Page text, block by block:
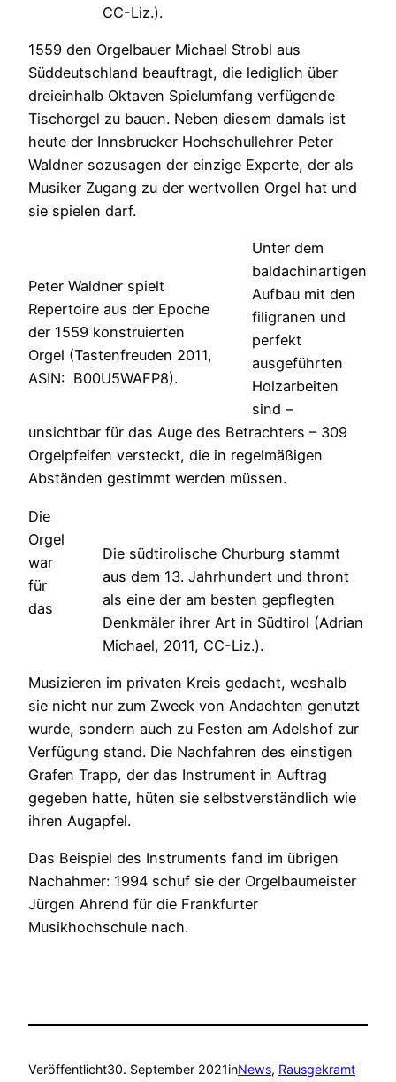
CC-Liz.).
1559 den Orgelbauer Michael Strobl aus
Süddeutschland beauftragt, die lediglich über
dreieinhalb Oktaven Spielumfang verfügende
Tischorgel zu bauen. Neben diesem damals ist
heute der Innsbrucker Hochschullehrer Peter
Waldner sozusagen der einzige Experte, der als
Musiker Zugang zu der wertvollen Orgel hat und
sie spielen darf.
Peter Waldner spielt
Repertoire aus der Epoche
der 1559 konstruierten
Orgel (Tastenfreuden 2011,
ASIN‏: ‎ B00U5WAFP8).
Unter dem
baldachinartigen
Aufbau mit den
filigranen und
perfekt
ausgeführten
Holzarbeiten
sind –
unsichtbar für das Auge des Betrachters – 309
Orgelpfeifen versteckt, die in regelmäßigen
Abständen gestimmt werden müssen.
Die südtirolische Churburg stammt
aus dem 13. Jahrhundert und thront
als eine der am besten gepflegten
Denkmäler ihrer Art in Südtirol (Adrian
Michael, 2011, CC-Liz.).
Die
Orgel
war
für
das
Musizieren im privaten Kreis gedacht, weshalb
sie nicht nur zum Zweck von Andachten genutzt
wurde, sondern auch zu Festen am Adelshof zur
Verfügung stand. Die Nachfahren des einstigen
Grafen Trapp, der das Instrument in Auftrag
gegeben hatte, hüten sie selbstverständlich wie
ihren Augapfel.
Das Beispiel des Instruments fand im übrigen
Nachahmer: 1994 schuf sie der Orgelbaumeister
Jürgen Ahrend für die Frankfurter
Musikhochschule nach.
Veröffentlicht30. September 2021inNews, Rausgekramt